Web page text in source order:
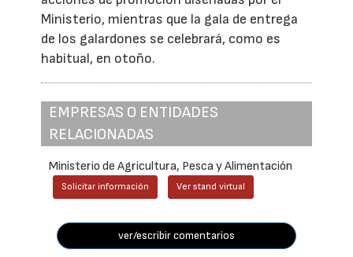
Ministerio, mientras que la gala de entrega
de los galardones se celebrará, como es
habitual, en otoño.
EMPRESAS O ENTIDADES
RELACIONADAS
Ministerio de Agricultura, Pesca y Alimentación
Solicitar información Ver stand virtual
ver/escribir comentarios